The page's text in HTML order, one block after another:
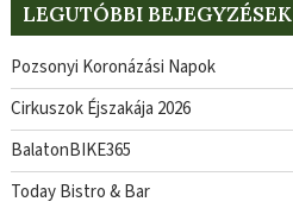
LEGUTÓBBI BEJEGYZÉSEK
Pozsonyi Koronázási Napok
Cirkuszok Éjszakája 2026
BalatonBIKE365
Today Bistro & Bar